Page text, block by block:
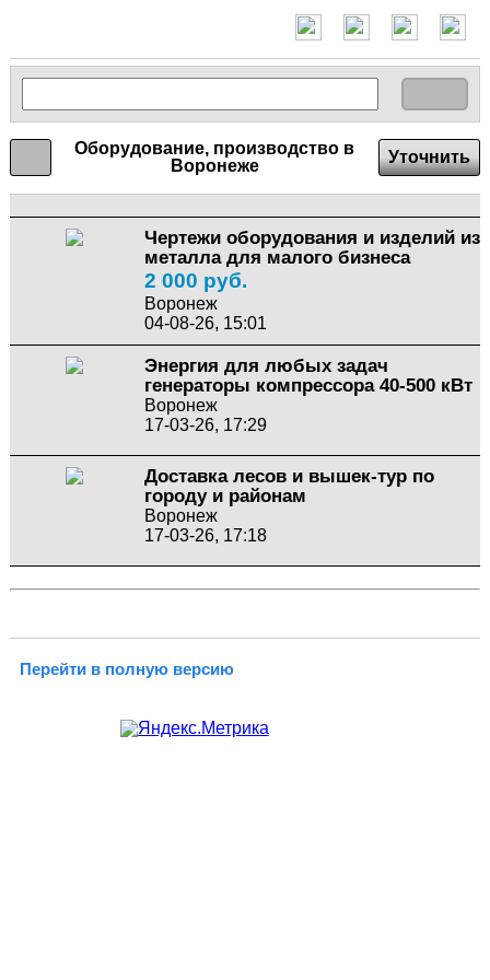
Оборудование, производство в
Воронеже
Уточнить
Чертежи оборудования и изделий из
металла для малого бизнеса
2 000 руб.
Воронеж
04-08-26, 15:01
Энергия для любых задач
генераторы компрессора 40-500 кВт
Воронеж
17-03-26, 17:29
Доставка лесов и вышек-тур по
городу и районам
Воронеж
17-03-26, 17:18
Перейти в полную версию